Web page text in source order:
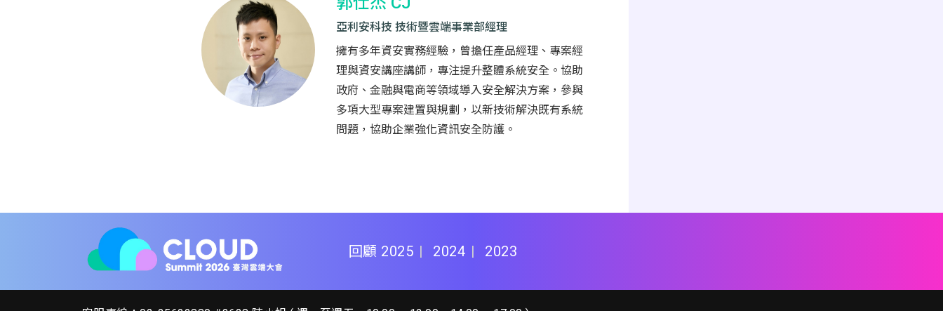
亞利安科技 技術暨雲端事業部經理
擁有多年資安實務經驗，曾擔任產品經理、專案經
理與資安講座講師，專注提升整體系統安全。協助
政府、金融與電商等領域導入安全解決方案，參與
多項大型專案建置與規劃，以新技術解決既有系統
問題，協助企業強化資訊安全防護。
回顧 2025 2024 2023